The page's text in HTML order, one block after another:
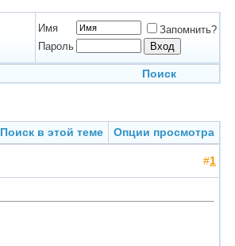
Имя
Запомнить?
Пароль
Поиск
Поиск в этой теме
Опции просмотра
#1